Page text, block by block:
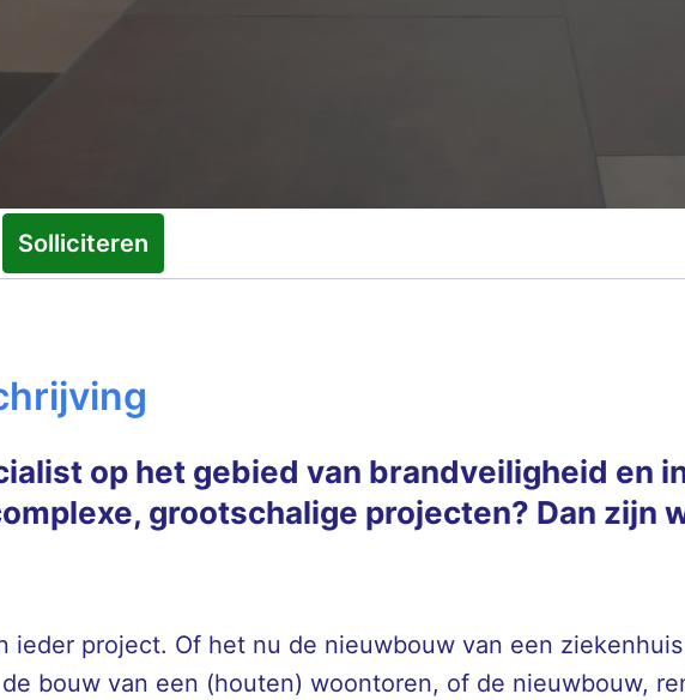
Solliciteren
op het gebied van brandveiligheid en
grootschalige projecten? Dan zijn
ieder project. Of het nu de nieuwbouw van een
bouw van een (houten) woontoren, of de nieuwbouw,